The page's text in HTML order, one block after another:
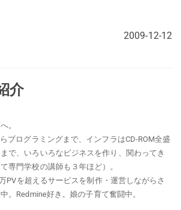
2009-12-12
介
。
プログラミングまで、インフラはCD-ROM全盛
で、いろいろなビジネスを作り、関わってき
専門学校の講師も３年ほど）。
PVを超えるサービスを制作・運営しながらさ
。Redmine好き。娘の子育て奮闘中。